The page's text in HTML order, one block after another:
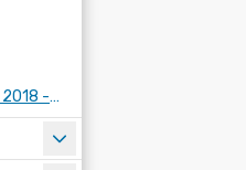
UMOWY ZAWARTE W LATACH 2018 - 2022